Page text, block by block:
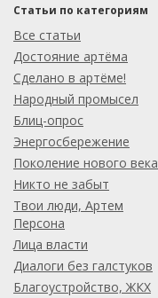
Статьи по категориям
Все статьи
Достояние артёма
Сделано в артёме!
Народный промысел
Блиц-опрос
Энергосбережение
Поколение нового века
Никто не забыт
Твои люди, Артем
Персона
Лица власти
Диалоги без галстуков
Благоустройство, ЖКХ